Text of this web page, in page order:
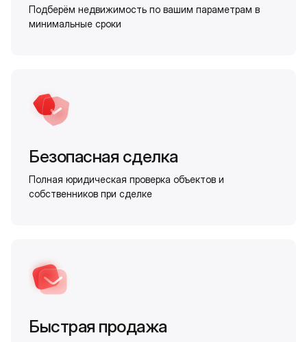
Подберём недвижимость по вашим параметрам в
минимальные сроки
Безопасная сделка
Полная юридическая проверка объектов и
собственников при сделке
Быстрая продажа